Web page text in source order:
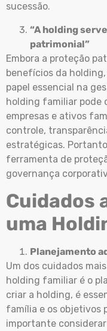
sucessão.
“A holding
patrimonial”
Embora a proteção
benefícios da
papel essencial na
holding familiar pode
empresas e ativos
controle,
estratégicas.
ferramenta de
governança
Cuidados
uma
Planejamento
Um dos cuidados
holding familiar é o
criar a holding, é
família e os objetivos
importante